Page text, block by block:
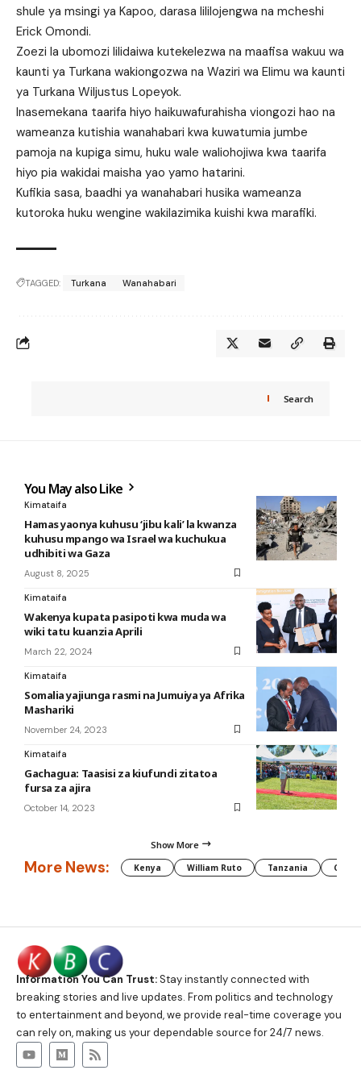
shule ya msingi ya Kapoo, darasa lililojengwa na mcheshi
Erick Omondi.
Zoezi la ubomozi lilidaiwa kutekelezwa na maafisa wakuu wa
kaunti ya Turkana wakiongozwa na Waziri wa Elimu wa kaunti
ya Turkana Wiljustus Lopeyok.
Inasemekana taarifa hiyo haikuwafurahisha viongozi hao na
wameanza kutishia wanahabari kwa kuwatumia jumbe
pamoja na kupiga simu, huku wale waliohojiwa kwa taarifa
hiyo pia wakidai maisha yao yamo hatarini.
Kufikia sasa, baadhi ya wanahabari husika wameanza
kutoroka huku wengine wakilazimika kuishi kwa marafiki.
TAGGED: Turkana Wanahabari
Search
You May also Like
Kimataifa
Hamas yaonya kuhusu ‘jibu kali’ la kwanza
kuhusu mpango wa Israel wa kuchukua
udhibiti wa Gaza
August 8, 2025
Kimataifa
Wakenya kupata pasipoti kwa muda wa
wiki tatu kuanzia Aprili
March 22, 2024
Kimataifa
Somalia yajiunga rasmi na Jumuiya ya Afrika
Mashariki
November 24, 2023
Kimataifa
Gachagua: Taasisi za kiufundi zitatoa
fursa za ajira
October 14, 2023
Show More
More News: Kenya William Ruto Tanzania CAF
Information You Can Trust:Stay instantly connected with
breaking stories and live updates. From politics and technology
to entertainment and beyond, we provide real-time coverage you
can rely on, making us your dependable source for 24/7 news.